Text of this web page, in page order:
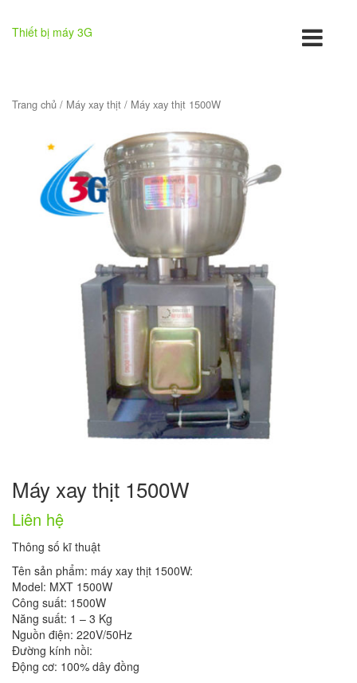
Thiết bị máy 3G
Trang chủ / Máy xay thịt / Máy xay thịt 1500W
Máy xay thịt 1500W
Liên hệ
Thông số kĩ thuật
Tên sản phẩm: máy xay thịt 1500W:
Model: MXT 1500W
Công suất: 1500W
Năng suất: 1 – 3 Kg
Nguồn điện: 220V/50Hz
Đường kính nồi:
Động cơ: 100% dây đồng